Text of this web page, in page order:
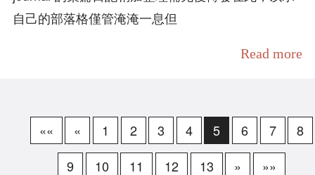
自己的部落格僅管淹淹一息但
Read more
«« « 1 2 3 4 5 6 7
8
9
10 11 12 13 » »»